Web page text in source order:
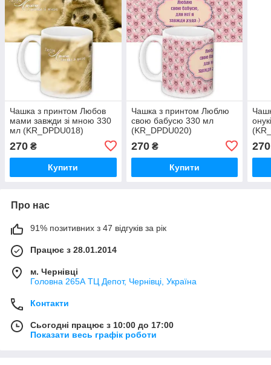
Чашка з принтом Любов
мами завжди зі мною 330
мл (KR_DPDU018)
270 ₴
Купити
Чашка з принтом Люблю
свою бабусю 330 мл
(KR_DPDU020)
270₴
Купити
270
Про нас
91% позитивних з 47 відгуків за рік
Працює з 28.01.2014
м. Чернівці
Головна 265А ТЦ Депот, Чернівці, Україна
Контакти
Сьогодні працює з 10:00 до 17:00
Показати весь графік роботи